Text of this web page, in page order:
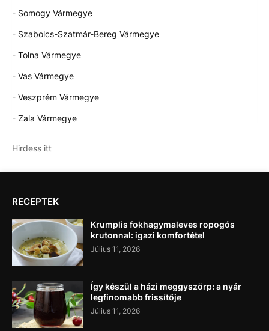
- Somogy Vármegye
- Szabolcs-Szatmár-Bereg Vármegye
- Tolna Vármegye
- Vas Vármegye
- Veszprém Vármegye
- Zala Vármegye
Hirdess itt
RECEPTEK
Krumplis fokhagymaleves ropogós
krutonnal: igazi komfortétel
Július 11, 2026
Így készül a házi meggyszörp: a nyár
legfinomabb frissítője
Július 11, 2026